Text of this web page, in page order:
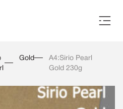
Gold
A4:Sirio Pearl
Gold 230g